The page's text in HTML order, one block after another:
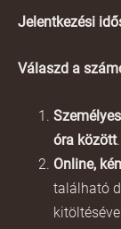
Jelentkezési
Válaszd a
óra között.
Online,
található